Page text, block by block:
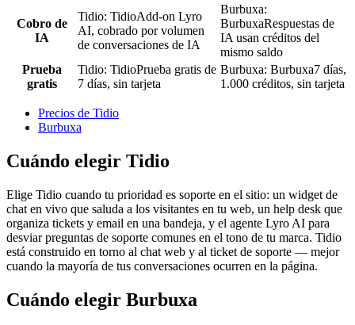
Cobro de
IA
Tidio: TidioAdd-on Lyro
AI, cobrado por volumen
de conversaciones de IA
Burbuxa:
BurbuxaRespuestas de
IA usan créditos del
mismo saldo
Prueba
gratis
Tidio: TidioPrueba gratis de
7 días, sin tarjeta
Burbuxa: Burbuxa7 días,
1.000 créditos, sin tarjeta
Precios de Tidio
Burbuxa
Cuándo elegir Tidio
Elige Tidio cuando tu prioridad es soporte en el sitio: un widget de
chat en vivo que saluda a los visitantes en tu web, un help desk que
organiza tickets y email en una bandeja, y el agente Lyro AI para
desviar preguntas de soporte comunes en el tono de tu marca. Tidio
está construido en torno al chat web y al ticket de soporte — mejor
cuando la mayoría de tus conversaciones ocurren en la página.
Cuándo elegir Burbuxa